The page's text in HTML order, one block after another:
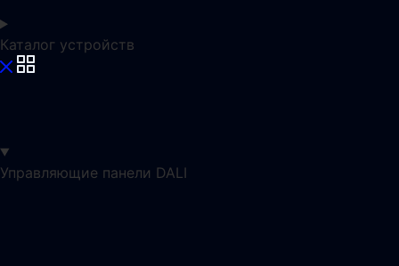
Каталог устройств
Управляющие панели DALI